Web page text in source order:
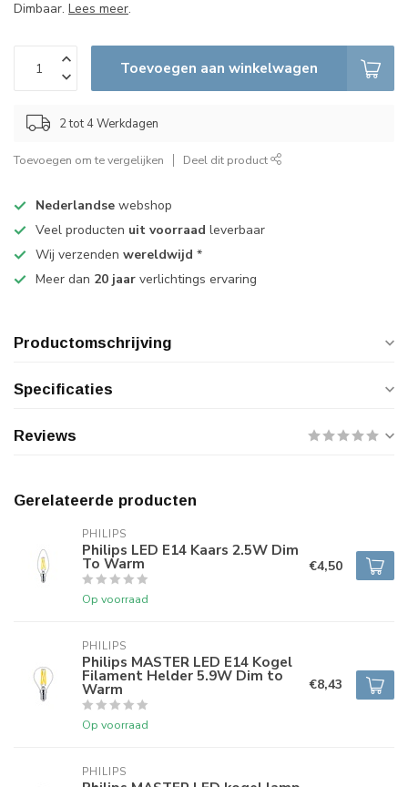
Dimbaar. Lees meer.
Toevoegen aan winkelwagen
2 tot 4 Werkdagen
Toevoegen om te vergelijken Deel dit product
Nederlandse webshop
Veel producten uit voorraad leverbaar
Wij verzenden wereldwijd *
Meer dan 20 jaar verlichtings ervaring
Productomschrijving
Specificaties
Reviews
Gerelateerde producten
PHILIPS
Philips LED E14 Kaars 2.5W Dim
To Warm
Op voorraad
€4,50
PHILIPS
Philips MASTER LED E14 Kogel
Filament Helder 5.9W Dim to
Warm
Op voorraad
€8,43
PHILIPS